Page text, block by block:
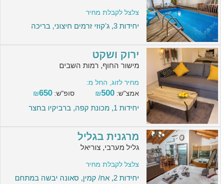
צלצל לקבלת מחיר
יחידות 3, ג'קוזי זרמים חיצוני, בריכה
ירוק ושקט
מישור החוף, רמות השבים
מחיר לזוג, החל מ:
אמצ"ש:
₪500 סופ"ש: ₪650
יחידות 1, מכונת קפה, ברביקיו בחצר
מרגנית בגליל
גליל מערבי, צוריאל
צלצל לקבלת מחיר
יחידות 2, אח/ קמין, סאונה יבשה במתחם